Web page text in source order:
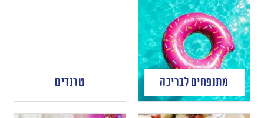
מתנפחים לבריכה טרנדים